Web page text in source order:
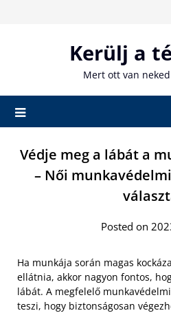
Kerülj a
Mert ott van
Védje meg a lábát a
– Női
Posted on
Ha munkája során magas
ellátnia, akkor nagyon fontos,
lábát. A megfelelő
teszi, hogy biztonságosan